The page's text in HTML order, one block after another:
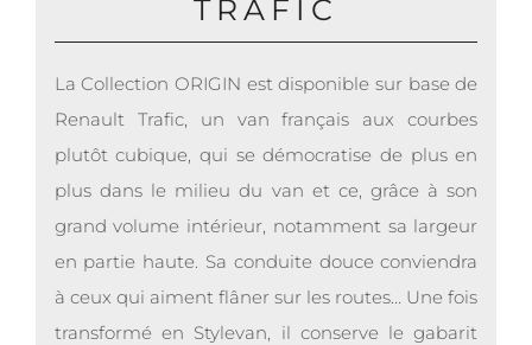
TRAFIC
La Collection ORIGIN est disponible sur base de
Renault Trafic, un van français aux courbes
plutôt cubique, qui se démocratise de plus en
plus dans le milieu du van et ce, grâce à son
grand volume intérieur, notamment sa largeur
en partie haute. Sa conduite douce conviendra
à ceux qui aiment flâner sur les routes… Une fois
transformé en Stylevan, il conserve le gabarit